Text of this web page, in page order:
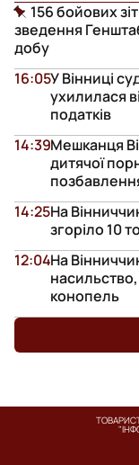
156 бойових
зведення
добу
У Вінниці
ухилилася
податків
16:05
Мешканця
дитячої
14:39
На
згоріло 10
14:25
На
конопель
12:04